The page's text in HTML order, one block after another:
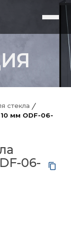
стекла
мм ODF-06-
06-